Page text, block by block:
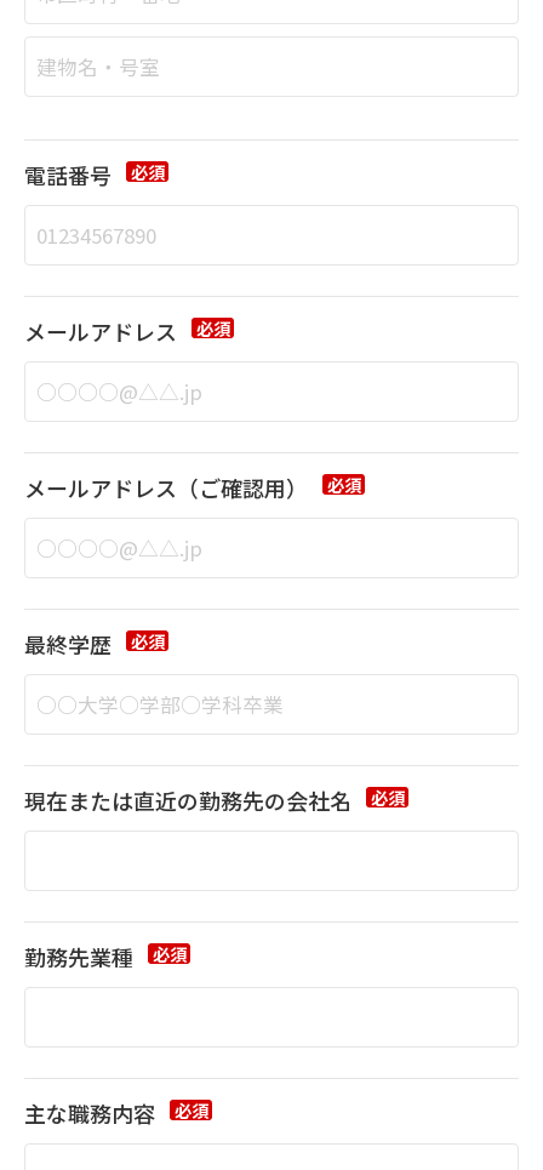
電話番号 必須
メールアドレス 必須
メールアドレス （ご確認用） 必須
最終学歴 必須
現在または直近の勤務先の会社名 必須
勤務先業種 必須
主な職務内容 必須